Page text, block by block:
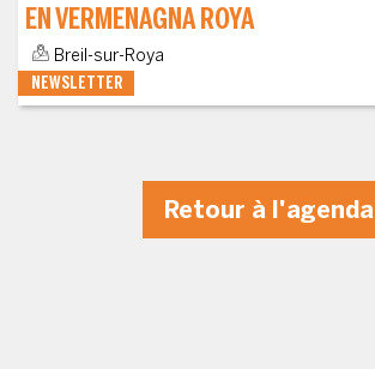
EN VERMENAGNA ROYA
Breil-sur-Roya
NEWSLETTER
Retour à l'agenda